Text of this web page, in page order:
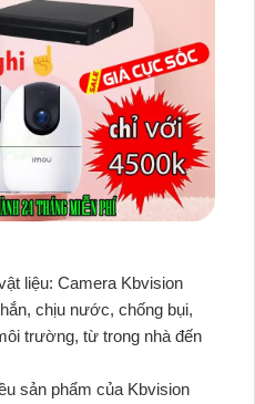
liệu: Camera Kbvision
chịu nước, chống bụi,
trường, từ trong nhà đến
sản phẩm của Kbvision